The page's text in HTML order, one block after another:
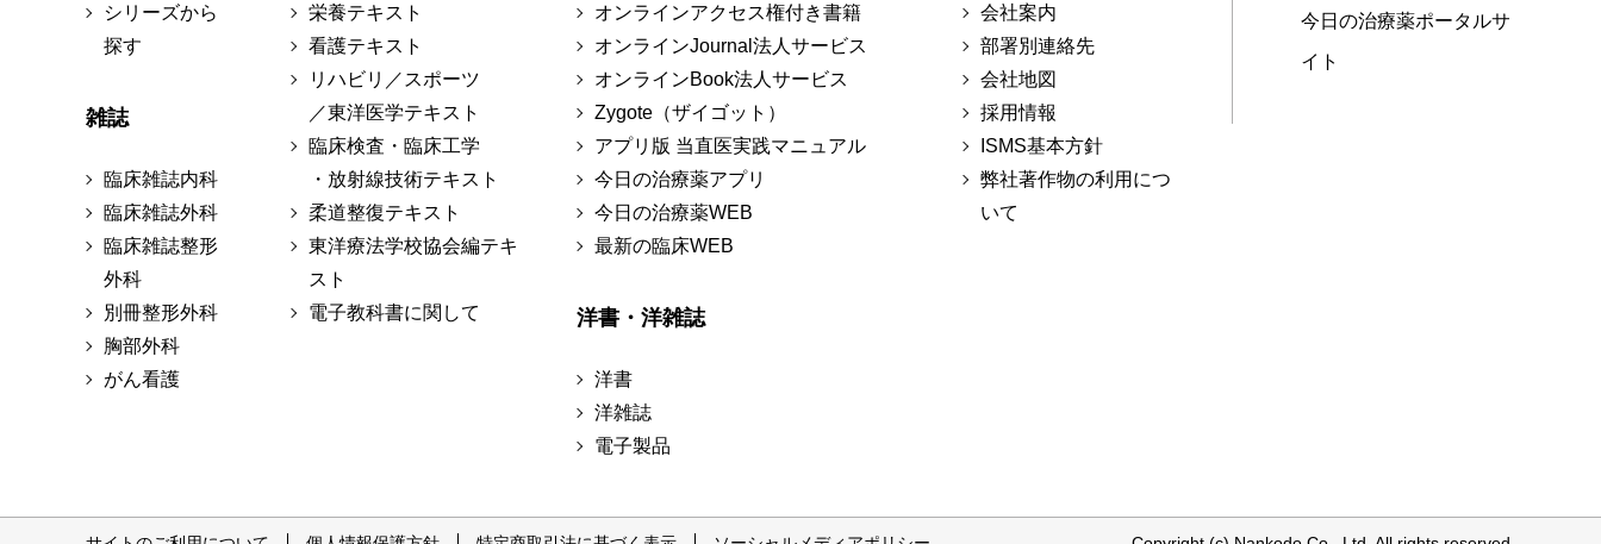
シリーズから
探す
雑誌
臨床雑誌内科
臨床雑誌外科
臨床雑誌整形
外科
別冊整形外科
胸部外科
がん看護
栄養テキスト
看護テキスト
リハビリ／スポーツ
／東洋医学テキスト
臨床検査・臨床工学
・放射線技術テキスト
柔道整復テキスト
東洋療法学校協会編テキ
スト
電子教科書に関して
オンラインアクセス権付き書籍
オンラインJournal法人サービス
オンラインBook法人サービス
Zygote（ザイゴット）
アプリ版 当直医実践マニュアル
今日の治療薬アプリ
今日の治療薬WEB
最新の臨床WEB
洋書・洋雑誌
洋書
洋雑誌
電子製品
会社案内
部署別連絡先
会社地図
採用情報
ISMS基本方針
弊社著作物の利用につ
いて
今日の治療薬ポータルサ
イト